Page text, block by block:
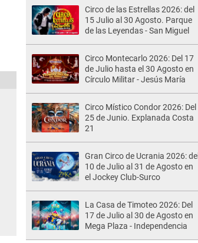
Circo de las Estrellas 2026: del
15 Julio al 30 Agosto. Parque
de las Leyendas - San Miguel
Circo Montecarlo 2026: Del 17
de Julio hasta el 30 Agosto en
Círculo Militar - Jesús María
Circo Místico Condor 2026: Del
25 de Junio. Explanada Costa
21
Gran Circo de Ucrania 2026: del
10 de Julio al 31 de Agosto en
el Jockey Club-Surco
La Casa de Timoteo 2026: Del
17 de Julio al 30 de Agosto en
Mega Plaza - Independencia